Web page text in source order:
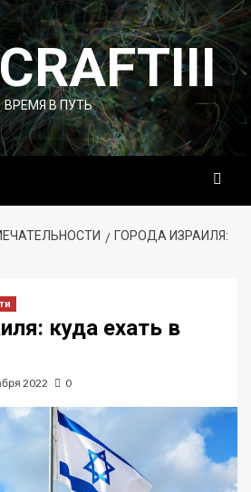
ВРЕМЯ В ПУТЬ
ГОРОДА ИЗРАИЛЯ:
куда ехать в
2022 0